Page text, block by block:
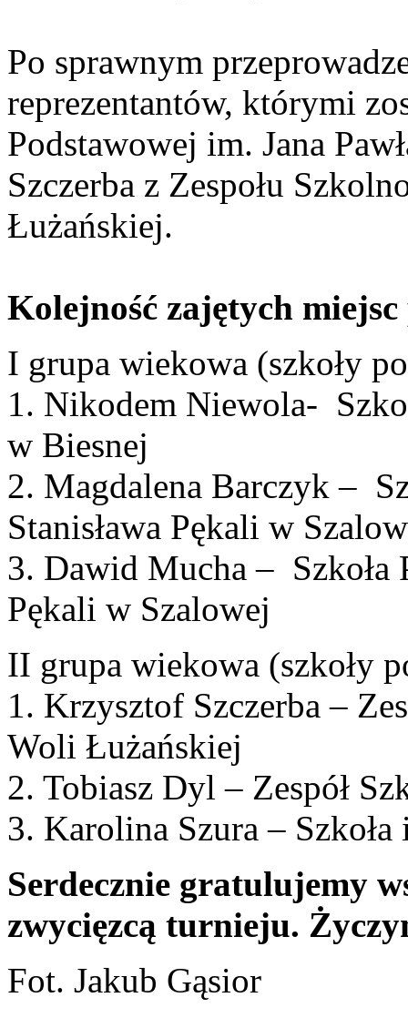
Po sprawnym
reprezentantów, którymi
Podstawowej im. Jana
Szczerba z Zespołu
Łużańskiej.
Kolejność zajętych
I grupa wiekowa (szkoły
1. Nikodem Niewola-
w Biesnej
2. Magdalena Barczyk –
Stanisława Pękali w
3. Dawid Mucha – Szkoła
Pękali w Szalowej
II grupa wiekowa (szkoły
1. Krzysztof Szczerba –
Woli Łużańskiej
2. Tobiasz Dyl – Zespół
3. Karolina Szura –
Serdecznie gratulujemy
zwycięzcą turnieju.
Fot. Jakub Gąsior